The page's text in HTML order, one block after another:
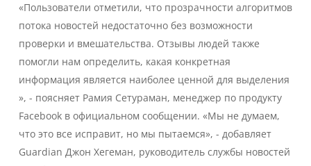
«Пользователи отметили, что прозрачности алгоритмов
потока новостей недостаточно без возможности
проверки и вмешательства. Отзывы людей также
помогли нам определить, какая конкретная
информация является наиболее ценной для выделения
», - поясняет Рамия Сетураман, менеджер по продукту
Facebook в официальном сообщении. «Мы не думаем,
что это все исправит, но мы пытаемся», - добавляет
Guardian Джон Хегеман, руководитель службы новостей